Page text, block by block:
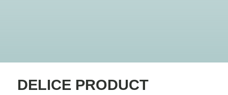
DELICE PRODUCT